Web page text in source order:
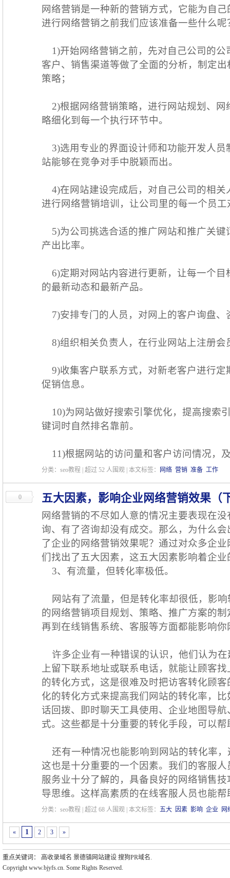
网络营销是一种新的营销方式，它能为自
进行网络营销之前我们应该准备一些什么呢
1)开始网络营销之前，先对自己公司的公
客户、销售渠道等做了全面的分析，制定
策略；
2)根据网络营销策略，进行网站规划、网
略细化到每一个执行环节中。
3)选用专业的界面设计师和功能开发人员
站能够在竞争对手中脱颖而出。
4)在网站建设完成后，对自己公司的相关
进行网络营销培训，让公司里的每一个员
5)为公司挑选合适的推广网站和推广关键
产出比率。
6)定期对网站内容进行更新，让每一个目
的最新动态和最新产品。
7)安排专门的人员，对网上的客户询盘、
8)组织相关负责人，在行业网站上注册会
9)收集客户联系方式，对新老客户进行定
促销信息。
10)为网站做好搜索引擎优化，提高搜索
键词时自然排名靠前。
11)根据网站的访问量和客户访问情况，
分类：seo教程 | 超过 52 人围观 | 本文标签： 网络 营销 准备 工作
0 五大因素，影响企业网络营销效果（
网络营销的不尽如人意的情况主要表现在
询、有了咨询却没有成交。那么，为什么
了企业的网络营销效果呢？通过对众多企
们找出了五大因素，这五大因素影响着企
3、有流量，但转化率极低。
网站有了流量，但是转化率却很低，影
的网络营销项目规划、策略、推广方案的
再到在线销售系统、客服等方面都能影响
许多企业有一种错误的认识，他们认为
上留下联系地址或联系电话，就能让顾客
的转化方式，这是很难及时把访客转化顾
化的转化方式来提高我们网站的转化率，
话回拨、即时聊天工具使用、企业地图导
式。这些都是十分重要的转化手段，可以
还有一种情况也能影响到网站的转化率
这也是十分重要的一个因素。我们的客服
服务业十分了解的，具备良好的网络销售
导思维。这样高素质的在线客服人员也能
分类：seo教程 | 超过 68 人围观 | 本文标签： 五大 因素 影响 企业 网
« 1 2 3 »
重点关键词： 高收录域名 景德镇网站建设 搜狗PR域名.
Copyright www.bjyfs.cn. Some Rights Reserved.